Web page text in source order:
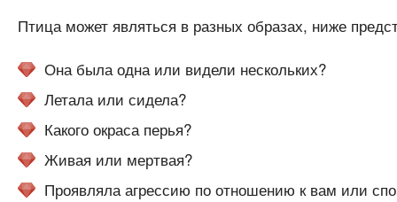
Птица может являться в разных образах, ниже
Она была одна или видели нескольких?
Летала или сидела?
Какого окраса перья?
Живая или мертвая?
Проявляла агрессию по отношению к вам или